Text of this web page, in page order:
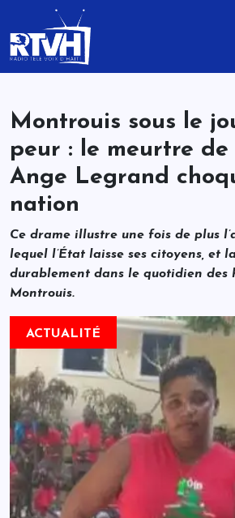
Montrouis sous le
peur : le meurtre
Ange Legrand
nation
Ce drame illustre une fois de plus
lequel l’État laisse ses citoyens, et
durablement dans le quotidien des
Montrouis.
ACTUALITÉ